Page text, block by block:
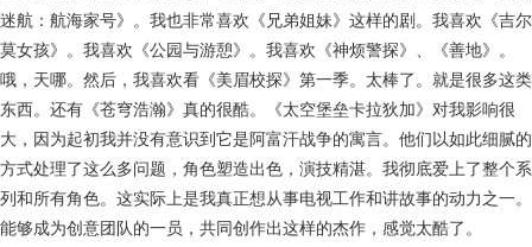
迷航：航海家号》。我也非常喜欢《兄弟姐妹》这样的剧。我喜欢《吉尔
莫女孩》。我喜欢《公园与游憩》。我喜欢《神烦警探》、《善地》。
哦，天哪。然后，我喜欢看《美眉校探》第一季。太棒了。就是很多这类
东西。还有《苍穹浩瀚》真的很酷。《太空堡垒卡拉狄加》对我影响很
大，因为起初我并没有意识到它是阿富汗战争的寓言。他们以如此细腻的
方式处理了这么多问题，角色塑造出色，演技精湛。我彻底爱上了整个系
列和所有角色。这实际上是我真正想从事电视工作和讲故事的动力之一。
能够成为创意团队的一员，共同创作出这样的杰作，感觉太酷了。